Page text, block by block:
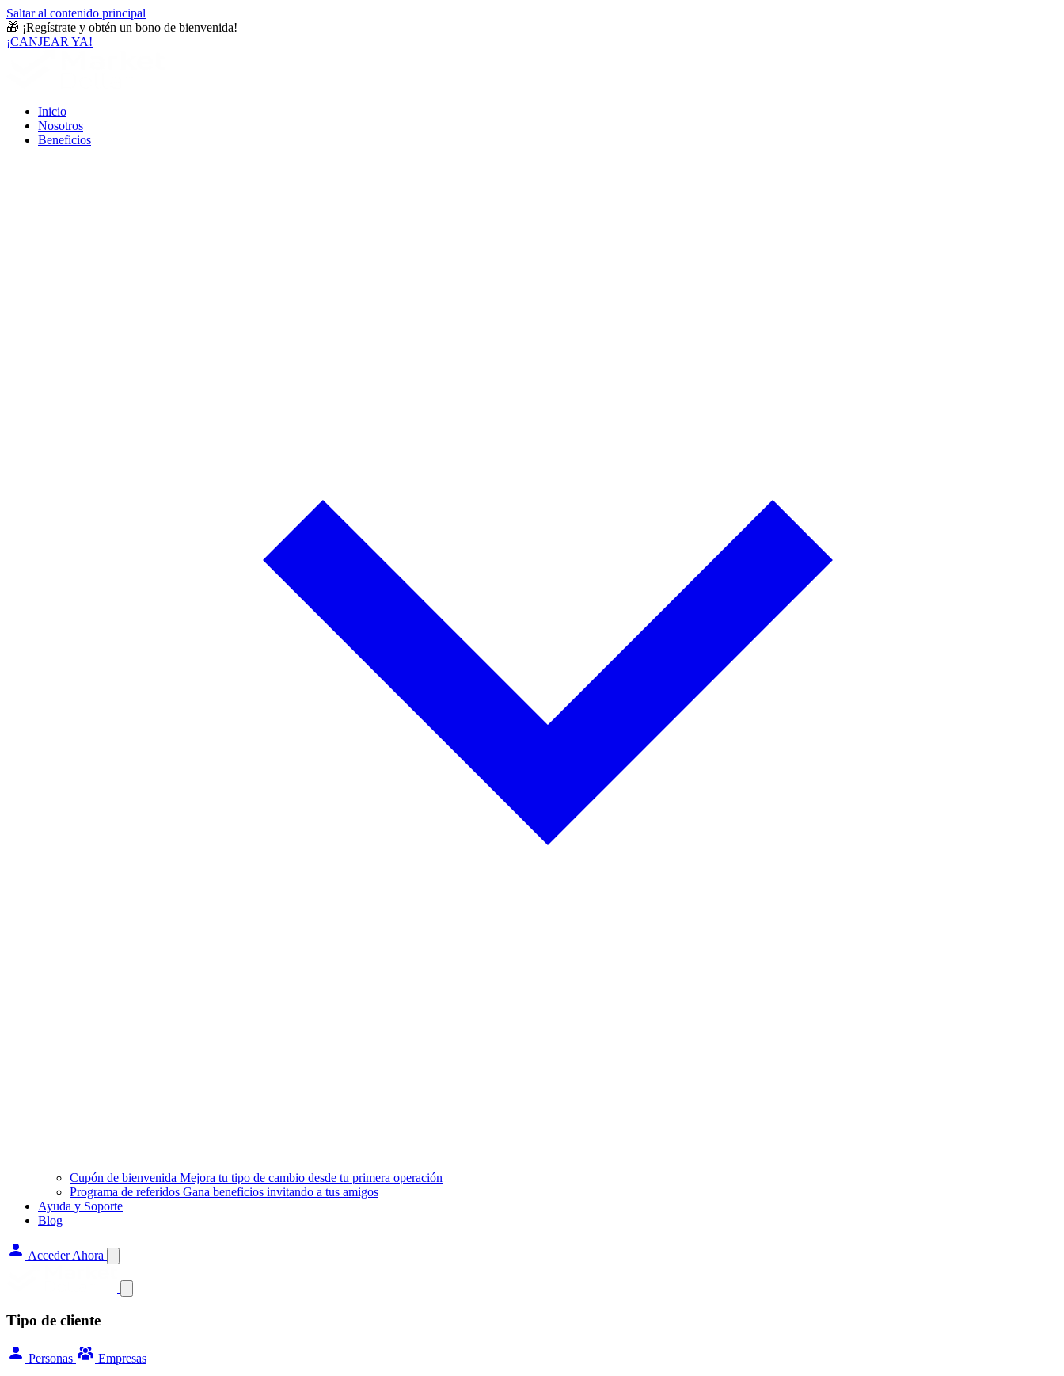
Saltar al contenido principal
🎁 ¡Regístrate y obtén un bono de bienvenida!
¡CANJEAR YA!
Inicio
Nosotros
Beneficios
Cupón de bienvenida Mejora tu tipo de cambio desde tu primera operación
Programa de referidos Gana beneficios invitando a tus amigos
Ayuda y Soporte
Blog
Acceder Ahora
Tipo de cliente
Personas Empresas